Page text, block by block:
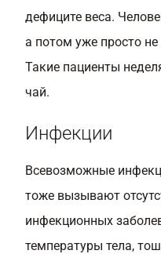
дефиците веса.
а потом уже просто
Такие пациенты
чай.
Инфекции
Всевозможные
тоже вызывают
инфекционных
температуры тела,